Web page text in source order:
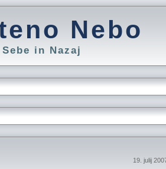
Nebo
Sebe in Nazaj
19. julij